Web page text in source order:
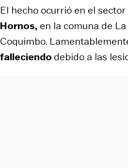
El hecho ocurrió en el sector
Hornos, en la comuna de
Coquimbo.
falleciendo debido a las